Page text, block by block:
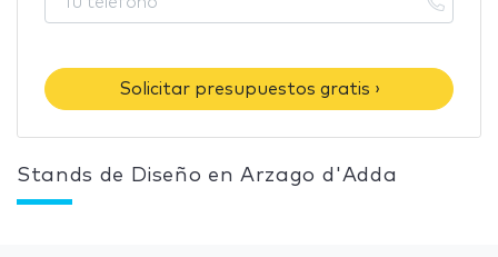
Solicitar presupuestos gratis ›
Stands de Diseño en Arzago d'Adda